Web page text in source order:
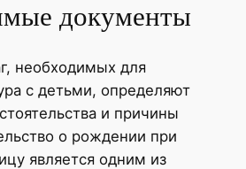
документы
необходимых для
с детьми, определяют
и причины
о рождении при
является одним из